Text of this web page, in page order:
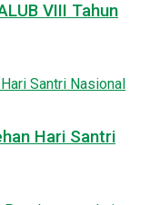
VIII Tahun
Hari Santri